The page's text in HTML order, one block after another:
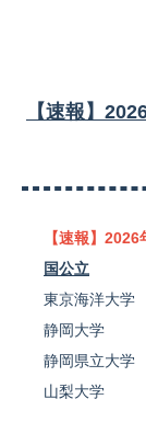
【速報】
【速報】
国公立
東京海洋大
静岡大
静岡県立
山梨大学